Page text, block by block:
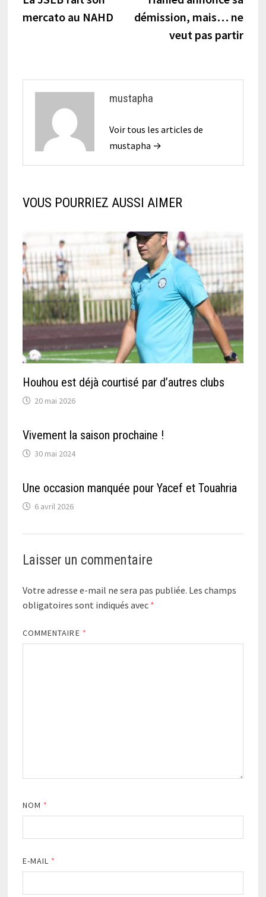
de
mercato au NAHD
démission, mais… ne
veut pas partir
mustapha
Voir tous les articles de
mustapha →
VOUS POURRIEZ AUSSI AIMER
Houhou est déjà courtisé par d’autres clubs
20 mai 2026
Vivement la saison prochaine !
30 mai 2024
Une occasion manquée pour Yacef et Touahria
6 avril 2026
Laisser un commentaire
Votre adresse e-mail ne sera pas publiée. Les champs
obligatoires sont indiqués avec *
COMMENTAIRE *
NOM *
E-MAIL *